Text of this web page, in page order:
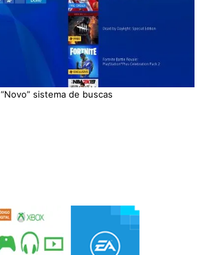
“Novo” sistema de buscas